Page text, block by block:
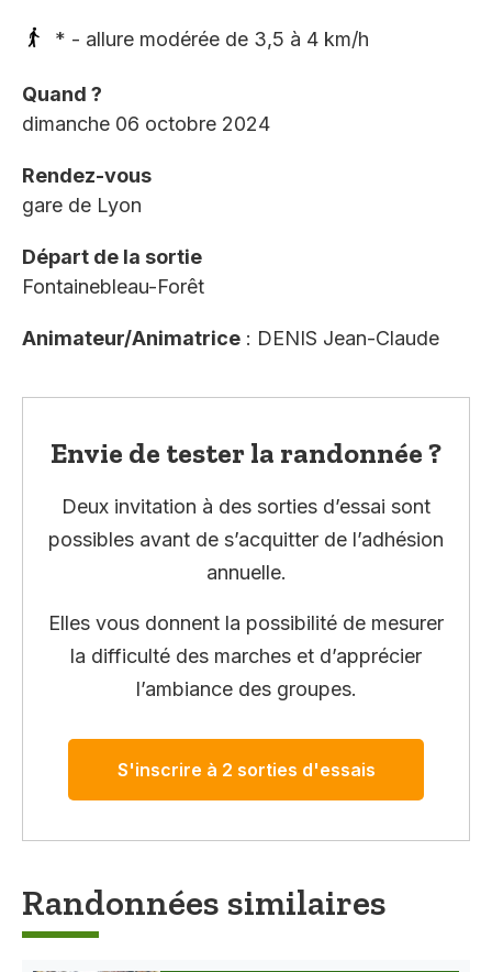
* - allure modérée de 3,5 à 4 km/h
Quand ?
dimanche 06 octobre 2024
Rendez-vous
gare de Lyon
Départ de la sortie
Fontainebleau-Forêt
Animateur/Animatrice : DENIS Jean-Claude
Envie de tester la randonnée ?
Deux invitation à des sorties d’essai sont
possibles avant de s’acquitter de l’adhésion
annuelle.
Elles vous donnent la possibilité de mesurer
la difficulté des marches et d’apprécier
l’ambiance des groupes.
S'inscrire à 2 sorties d'essais
Randonnées similaires